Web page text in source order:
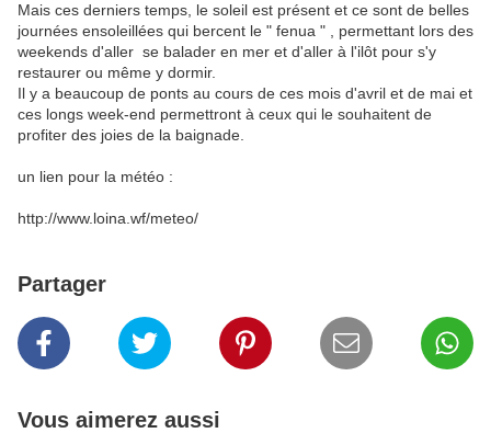
Mais ces derniers temps, le soleil est présent et ce sont de belles
journées ensoleillées qui bercent le " fenua " , permettant lors des
weekends d'aller se balader en mer et d'aller à l'ilôt pour s'y
restaurer ou même y dormir.
Il y a beaucoup de ponts au cours de ces mois d'avril et de mai et
ces longs week-end permettront à ceux qui le souhaitent de
profiter des joies de la baignade.
un lien pour la météo :
http://www.loina.wf/meteo/
Partager
Vous aimerez aussi